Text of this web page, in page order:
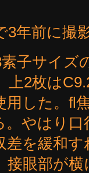
3年前に撮
子サイ
2枚は
用した。fl
。やはり
差を緩和
眼部が